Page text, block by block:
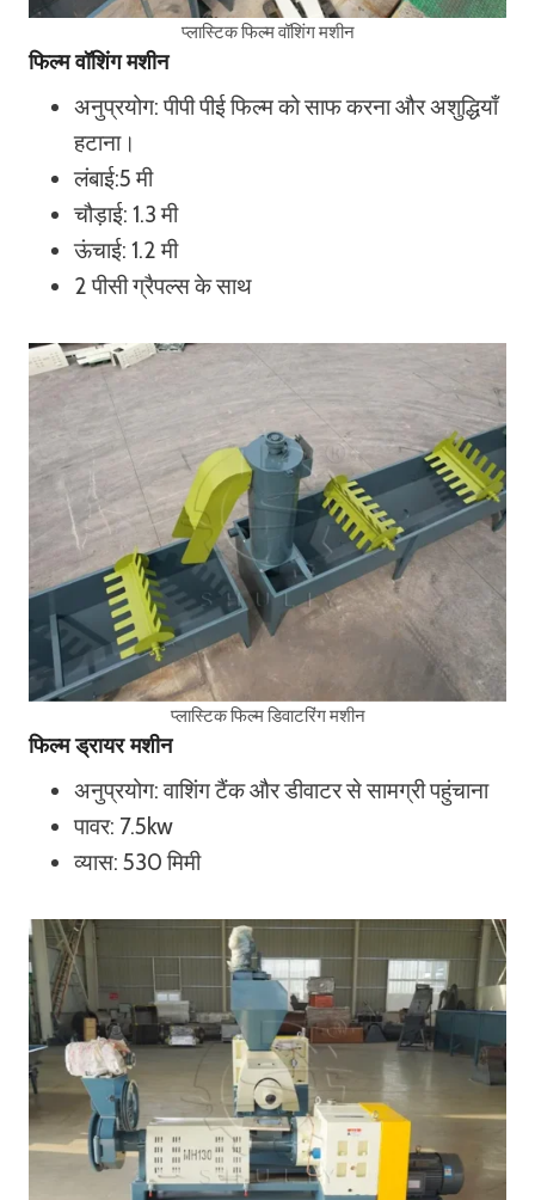
प्लास्टिक फिल्म वॉशिंग मशीन
फिल्म वॉशिंग मशीन
अनुप्रयोग: पीपी पीई फिल्म को साफ करना और अशुद्धियाँ
हटाना।
लंबाई:5 मी
चौड़ाई: 1.3 मी
ऊंचाई: 1.2 मी
2 पीसी ग्रैपल्स के साथ
प्लास्टिक फिल्म डिवाटरिंग मशीन
फिल्म ड्रायर मशीन
अनुप्रयोग: वाशिंग टैंक और डीवाटर से सामग्री पहुंचाना
पावर: 7.5kw
व्यास: 530 मिमी